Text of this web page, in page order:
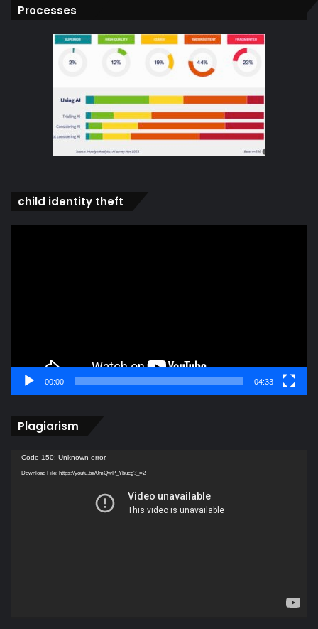
Processes
child identity theft
00:00 04:33
Plagiarism
Video
Player
Code 150: Unknown error.
Download File: https://youtu.be/0mQwP_Ybucg?_=2